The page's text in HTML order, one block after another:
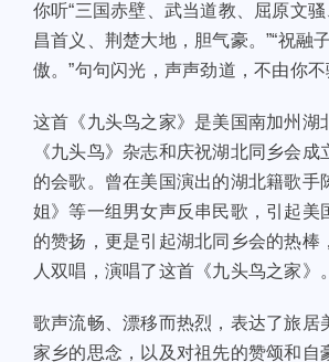
你听“三国赤壁、武当道教、屈原文
昌首义、荆楚大地，胆气豪。”“祝融
傲。”句句闪光，声声劲道，不由你不
这首《九头鸟之家》是美国南加州湖
《九头鸟》杂志和庆祝湖北同乡会成
的会歌。曾在美国演出的湖北籍歌手
姐》等一组男女声反串民歌，引起美
的赞扬，更是引起湖北同乡会的热棒
人双唱，演唱了这首《九头鸟之家》。
歌声流畅、漂移而热烈，表达了旅居
家乡的思念，以及对祖先的赞颂和自